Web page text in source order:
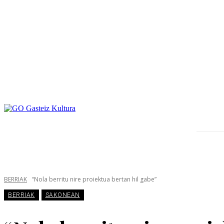
BERRIAK “Nola berritu nire proiektua bertan hil gabe”
BERRIAK SAKONEAN